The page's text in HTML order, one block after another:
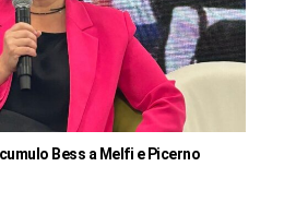
Bess a Melfi e Picerno